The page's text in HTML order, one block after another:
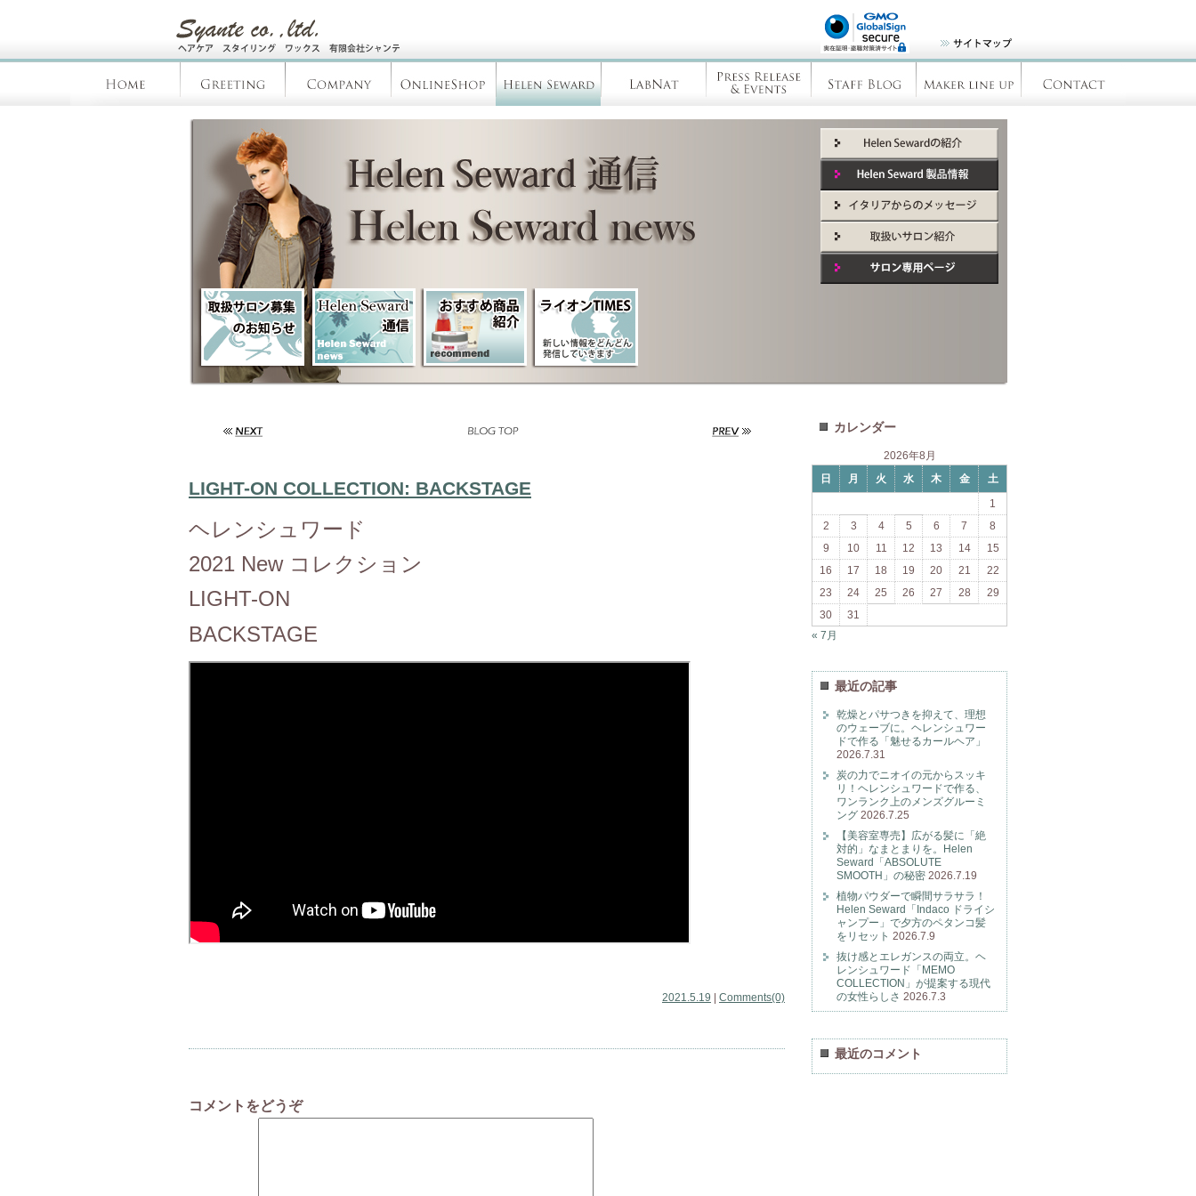
LIGHT-ON COLLECTION: BACKSTAGE
ヘレンシュワード
2021 New コレクション
LIGHT-ON
BACKSTAGE
2021.5.19 | Comments(0)
コメントをどうぞ
カレンダー
2026年8月
日
月 火 水 木 金
土
1
2
3 4 5 6 7
8
9
10 11 12 13 14
15
16
17 18 19 20 21
22
23
24 25 26 27 28
29
30
31
« 7月
最近の記事
乾燥とパサつきを抑えて、理想
のウェーブに。ヘレンシュワー
ドで作る「魅せるカールヘア」
2026.7.31
炭の力でニオイの元からスッキ
リ！ヘレンシュワードで作る、
ワンランク上のメンズグルーミ
ング 2026.7.25
【美容室専売】広がる髪に「絶
対的」なまとまりを。Helen
Seward「ABSOLUTE
SMOOTH」の秘密 2026.7.19
植物パウダーで瞬間サラサラ！
Helen Seward「Indaco ドライシ
ャンプー」で夕方のペタンコ髪
をリセット 2026.7.9
抜け感とエレガンスの両立。ヘ
レンシュワード「MEMO
COLLECTION」が提案する現代
の女性らしさ 2026.7.3
最近のコメント